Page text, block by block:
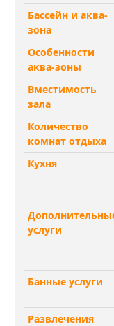
Бассейн и аква-
зона
Особенности
аква-зоны
Вместимость
зала
Количество
комнат отдыха
Кухня
услуги
Банные услуги
Развлечения